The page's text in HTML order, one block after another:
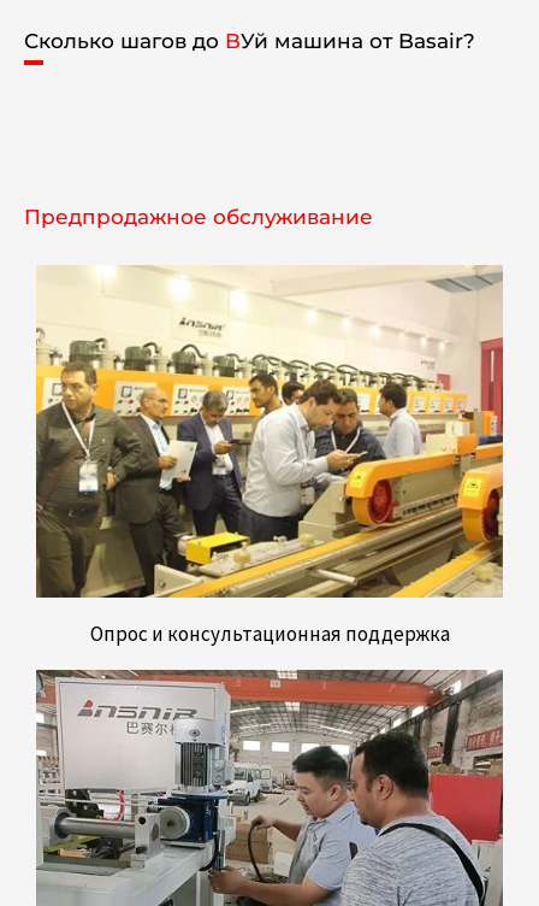
Сколько шагов до BУй машина от Basair?
Предпродажное обслуживание
Опрос и консультационная поддержка